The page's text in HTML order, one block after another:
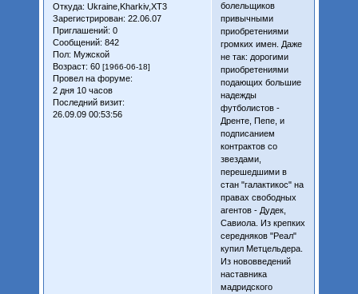
Откуда: Ukraine,Kharkiv,XT3
Зарегистрирован: 22.06.07
Приглашений: 0
Сообщений: 842
Пол: Мужской
Возраст: 60 [1966-06-18]
Провел на форуме:
2 дня 10 часов
Последний визит:
26.09.09 00:53:56
болельщиков
привычными
приобретениями
громких имен. Даже
не так: дорогими
приобретениями
подающих большие
надежды
футболистов -
Дренте, Пепе, и
подписанием
контрактов со
звездами,
перешедшими в
стан "галактикос" на
правах свободных
агентов - Дудек,
Савиола. Из крепких
середняков "Реал"
купил Метцельдера.
Из нововведений
наставника
мадридского